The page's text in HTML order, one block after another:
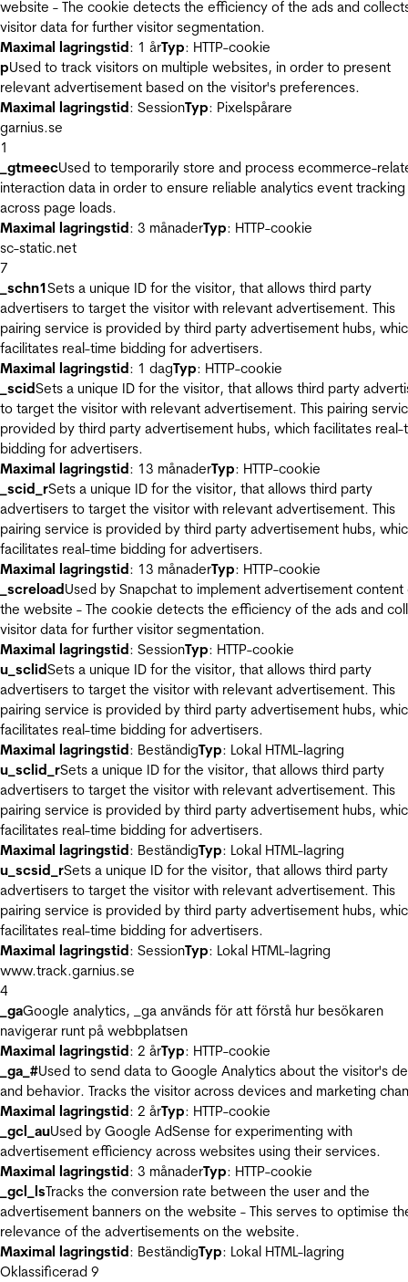
website - The cookie detects the efficiency of the ads and
visitor data for further visitor segmentation.
Maximal lagringstid: 1 årTyp: HTTP-cookie
pUsed to track visitors on multiple websites, in order to present
relevant advertisement based on the visitor's preferences.
Maximal lagringstid: SessionTyp: Pixelspårare
garnius.se
1
_gtmeecUsed to temporarily store and process ecommerce-
interaction data in order to ensure reliable analytics event tracking
across page loads.
Maximal lagringstid: 3 månaderTyp: HTTP-cookie
sc-static.net
7
_schn1Sets a unique ID for the visitor, that allows third party
advertisers to target the visitor with relevant advertisement. This
pairing service is provided by third party advertisement hubs,
facilitates real-time bidding for advertisers.
Maximal lagringstid: 1 dagTyp: HTTP-cookie
_scidSets a unique ID for the visitor, that allows third party
to target the visitor with relevant advertisement. This pairing
provided by third party advertisement hubs, which facilitates real-
bidding for advertisers.
Maximal lagringstid: 13 månaderTyp: HTTP-cookie
_scid_rSets a unique ID for the visitor, that allows third party
advertisers to target the visitor with relevant advertisement. This
pairing service is provided by third party advertisement hubs,
facilitates real-time bidding for advertisers.
Maximal lagringstid: 13 månaderTyp: HTTP-cookie
_screloadUsed by Snapchat to implement advertisement content
the website - The cookie detects the efficiency of the ads and
visitor data for further visitor segmentation.
Maximal lagringstid: SessionTyp: HTTP-cookie
u_sclidSets a unique ID for the visitor, that allows third party
advertisers to target the visitor with relevant advertisement. This
pairing service is provided by third party advertisement hubs,
facilitates real-time bidding for advertisers.
Maximal lagringstid: BeständigTyp: Lokal HTML-lagring
u_sclid_rSets a unique ID for the visitor, that allows third party
advertisers to target the visitor with relevant advertisement. This
pairing service is provided by third party advertisement hubs,
facilitates real-time bidding for advertisers.
Maximal lagringstid: BeständigTyp: Lokal HTML-lagring
u_scsid_rSets a unique ID for the visitor, that allows third party
advertisers to target the visitor with relevant advertisement. This
pairing service is provided by third party advertisement hubs,
facilitates real-time bidding for advertisers.
Maximal lagringstid: SessionTyp: Lokal HTML-lagring
www.track.garnius.se
4
_gaGoogle analytics, _ga används för att förstå hur besökaren
navigerar runt på webbplatsen
Maximal lagringstid: 2 årTyp: HTTP-cookie
_ga_#Used to send data to Google Analytics about the visitor's
and behavior. Tracks the visitor across devices and marketing
Maximal lagringstid: 2 årTyp: HTTP-cookie
_gcl_auUsed by Google AdSense for experimenting with
advertisement efficiency across websites using their services.
Maximal lagringstid: 3 månaderTyp: HTTP-cookie
_gcl_lsTracks the conversion rate between the user and the
advertisement banners on the website - This serves to optimise
relevance of the advertisements on the website.
Maximal lagringstid: BeständigTyp: Lokal HTML-lagring
Oklassificerad 9